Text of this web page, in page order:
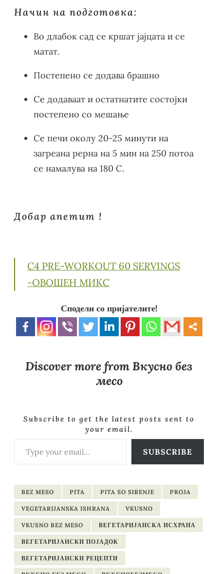
Начин на подготовка:
Во длабок сад се кршат јајцата и се
матат.
Постепено се додава брашно
Се додаваат и остатнатите состојки
постепено со мешање
Се печи околу 20-25 минути на
загреана рерна на 5 мин на 250 потоа
се намалува на 180 C.
Добар апетит !
C4 PRE-WORKOUT 60 SERVINGS
-ОВОШЕН МИКС
Сподели со пријателите!
Discover more from Вкусно без
месо
Subscribe to get the latest posts sent to
your email.
Type your email…
SUBSCRIBE
BEZ MESO PITA PITA SO SIRENJE PROJA
VEGETARIJANSKA ISHRANA VKUSNO
VKUSNO BEZ MESO ВЕГЕТАРИЈАНСКА ИСХРАНА
ВЕГЕТАРИЈАНСКИ ПОЈАДОК
ВЕГЕТАРИЈАНСКИ РЕЦЕПТИ